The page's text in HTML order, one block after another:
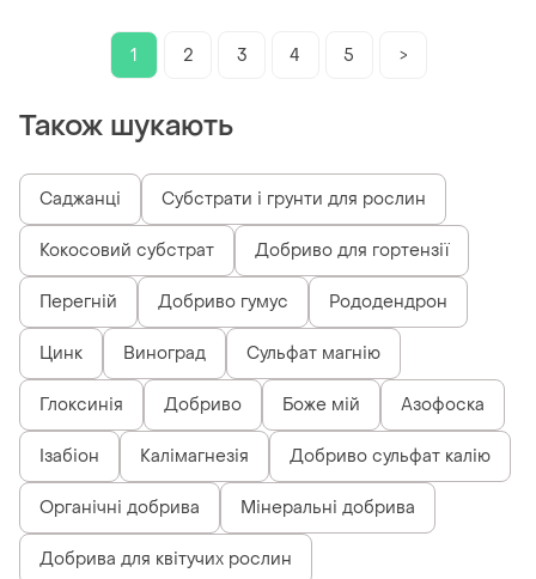
1
2 3 4 5 >
Також шукають
Саджанці Субстрати і грунти для рослин
Кокосовий субстрат Добриво для гортензії
Перегній Добриво гумус Рододендрон
Цинк Виноград Сульфат магнію
Глоксинія Добриво Боже мій Азофоска
Ізабіон Калімагнезія Добриво сульфат калію
Органічні добрива Мінеральні добрива
Добрива для квітучих рослин